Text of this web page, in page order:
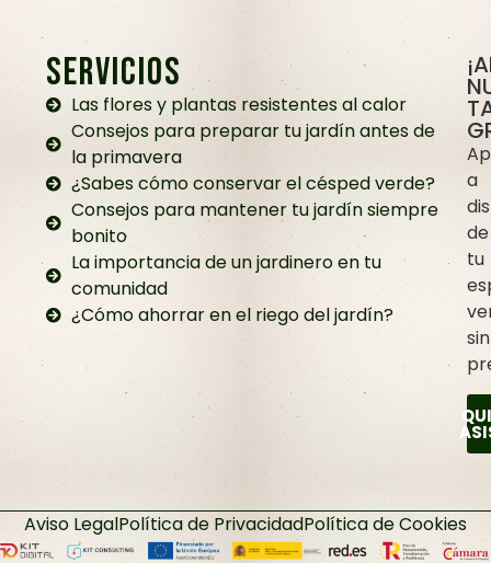
SERVICIOS
Las flores y plantas resistentes al calor
Consejos para preparar tu jardín antes de
la primavera
¿Sabes cómo conservar el césped verde?
Consejos para mantener tu jardín siempre
bonito
La importancia de un jardinero en tu
comunidad
¿Cómo ahorrar en el riego del jardín?
a
de
tu
sin
Aviso LegalPolítica de PrivacidadPolítica de Cookies